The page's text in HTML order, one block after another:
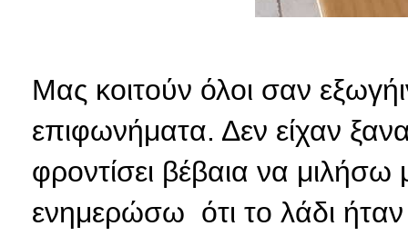
Μας κοιτούν όλοι σαν
επιφωνήματα. Δεν είχαν
φροντίσει βέβαια να
ενημερώσω ότι το λάδι